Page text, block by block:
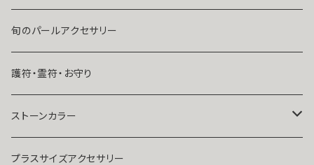
出会いが欲しい
結婚したい
人気運・モテる
ブレスレット・アンクレット
リング
イヤリング・ピアス
ストラップ・キーホルダー
Ｋ１０
K１４
Ｋ１８
プラチナ
旬のパールアクセサリー
護符・霊符・お守り
ストーンカラー
クリア
プラスサイズアクセサリー